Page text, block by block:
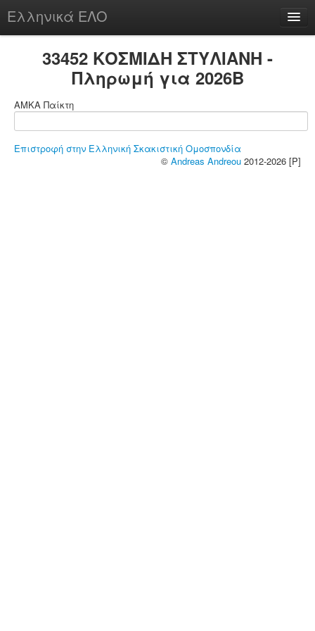
Ελληνικά ΕΛΟ
chesstu.be @ discord
33452 ΚΟΣΜΙΔΗ ΣΤΥΛΙΑΝΗ -
Πληρωμή για 2026B
ΑΜΚΑ Παίκτη
Επιστροφή στην Ελληνική Σκακιστική Ομοσπονδία
© Andreas Andreou 2012-2026 [P]